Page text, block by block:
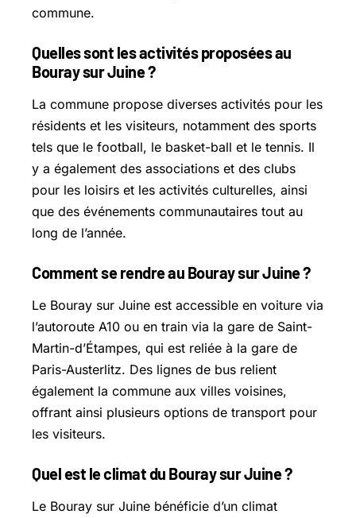
commune.
Quelles sont les activités proposées au
Bouray sur Juine ?
La commune propose diverses activités pour les
résidents et les visiteurs, notamment des sports
tels que le football, le basket-ball et le tennis. Il
y a également des associations et des clubs
pour les loisirs et les activités culturelles, ainsi
que des événements communautaires tout au
long de l’année.
Comment se rendre au Bouray sur Juine ?
Le Bouray sur Juine est accessible en voiture via
l’autoroute A10 ou en train via la gare de Saint-
Martin-d’Étampes, qui est reliée à la gare de
Paris-Austerlitz. Des lignes de bus relient
également la commune aux villes voisines,
offrant ainsi plusieurs options de transport pour
les visiteurs.
Quel est le climat du Bouray sur Juine ?
Le Bouray sur Juine bénéficie d’un climat